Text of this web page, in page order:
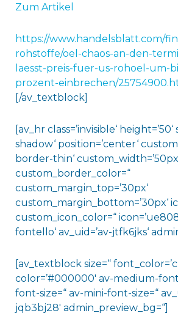
Zum Artikel
https://www.handelsblatt.com/
rohstoffe/oel-chaos-an-den-
laesst-preis-fuer-us-rohoel-um-
prozent-einbrechen/
[/av_textblock]
[av_hr class=’invisible‘
shadow‘ position=’center‘
border-thin‘
custom_border_color=“
custom_margin_top=’30px‘
custom_margin_bottom=’30px‘
custom_icon_color=“
fontello‘ av_uid=’av-jtfk6jks‘
[av_textblock size=“
color=’#000000′ av-medium-
font-size=“ av-mini-font-size=“
jqb3bj28′ admin_preview_bg=“]